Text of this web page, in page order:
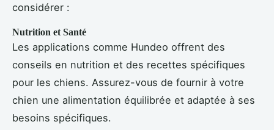
considérer :
Nutrition et Santé
Les applications comme Hundeo offrent des
conseils en nutrition et des recettes spécifiques
pour les chiens. Assurez-vous de fournir à votre
chien une alimentation équilibrée et adaptée à ses
besoins spécifiques.